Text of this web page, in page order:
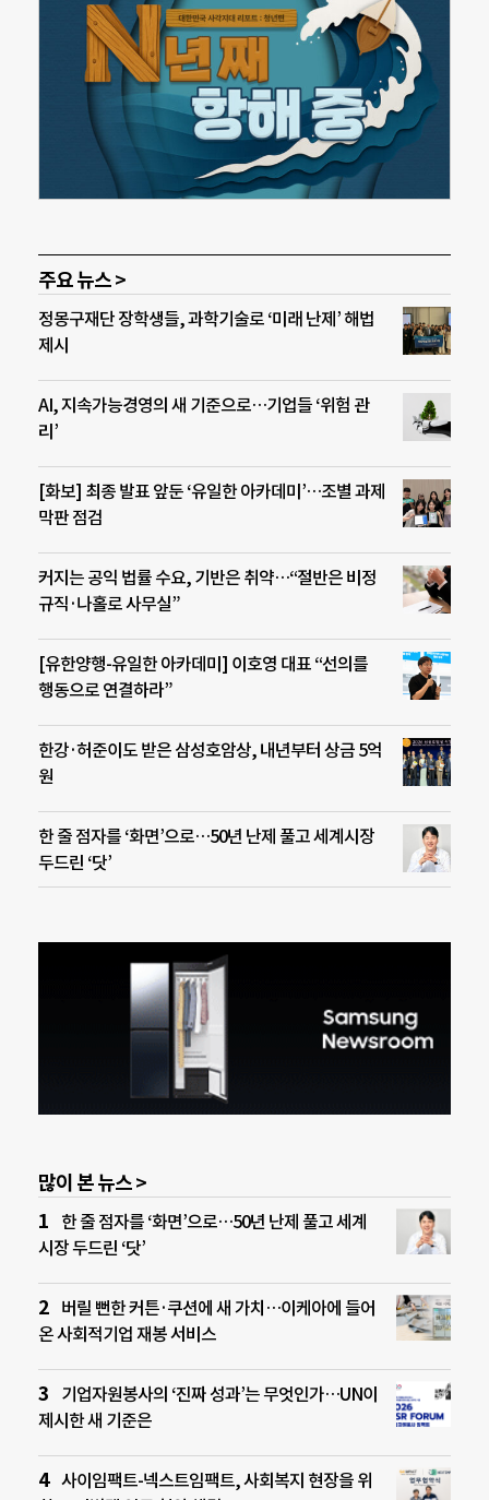
주요 뉴스 >
정몽구재단 장학생들, 과학기술로 ‘미래 난제’ 해법
제시
AI, 지속가능경영의 새 기준으로…기업들 ‘위험 관
리’
[화보] 최종 발표 앞둔 ‘유일한 아카데미’…조별 과제
막판 점검
커지는 공익 법률 수요, 기반은 취약…“절반은 비정
규직·나홀로 사무실”
[유한양행-유일한 아카데미] 이호영 대표 “선의를
행동으로 연결하라”
한강·허준이도 받은 삼성호암상, 내년부터 상금 5억
원
한 줄 점자를 ‘화면’으로…50년 난제 풀고 세계시장
두드린 ‘닷’
많이 본 뉴스 >
한 줄 점자를 ‘화면’으로…50년 난제 풀고 세계
시장 두드린 ‘닷’
버릴 뻔한 커튼·쿠션에 새 가치…이케아에 들어
온 사회적기업 재봉 서비스
기업자원봉사의 ‘진짜 성과’는 무엇인가…UN이
제시한 새 기준은
사이임팩트-넥스트임팩트, 사회복지 현장을 위